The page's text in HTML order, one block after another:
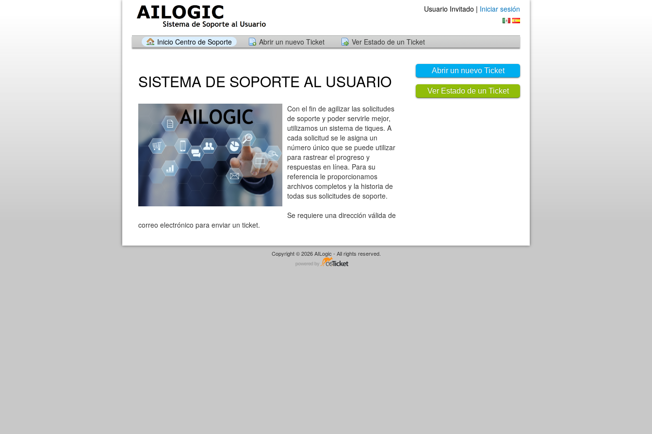
Usuario Invitado | Iniciar sesión
Inicio Centro de Soporte Abrir un nuevo Ticket Ver Estado de un Ticket
Abrir un nuevo Ticket
Ver Estado de un Ticket
SISTEMA DE SOPORTE AL USUARIO
Con el fin de agilizar las solicitudes
de soporte y poder servirle mejor,
utilizamos un sistema de tiques. A
cada solicitud se le asigna un
número único que se puede utilizar
para rastrear el progreso y
respuestas en línea. Para su
referencia le proporcionamos
archivos completos y la historia de
todas sus solicitudes de soporte.
Se requiere una dirección válida de
correo electrónico para enviar un ticket.
Copyright © 2026 AILogic - All rights reserved.